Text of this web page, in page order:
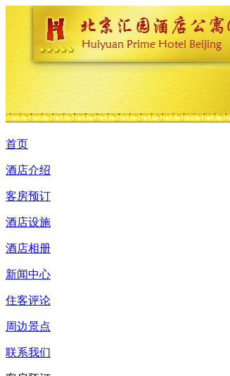
首页
酒店介绍
客房预订
酒店设施
酒店相册
新闻中心
住客评论
周边景点
联系我们